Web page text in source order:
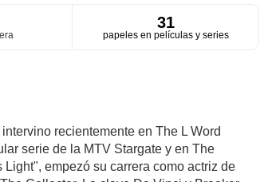
31
papeles en películas y series
recientemente en The L Word
serie de la MTV Stargate y en The
empezó su carrera como actriz de